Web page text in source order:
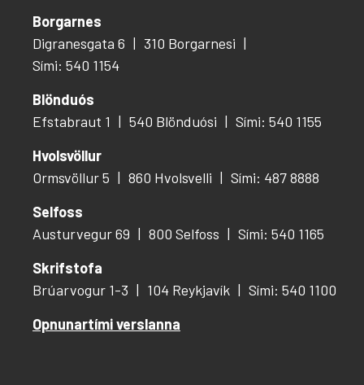
Borgarnes
Digranesgata 6
310 Borgarnesi
Sími: 540 1154
Blönduós
Efstabraut 1
540 Blönduósi
Sími: 540 1155
Hvolsvöllur
Ormsvöllur 5
860 Hvolsvelli
Sími: 487 8888
Selfoss
Austurvegur 69
800 Selfoss
Sími: 540 1165
Skrifstofa
Brúarvogur 1-3
104 Reykjavík
Sími: 540 1100
Opnunartími verslanna